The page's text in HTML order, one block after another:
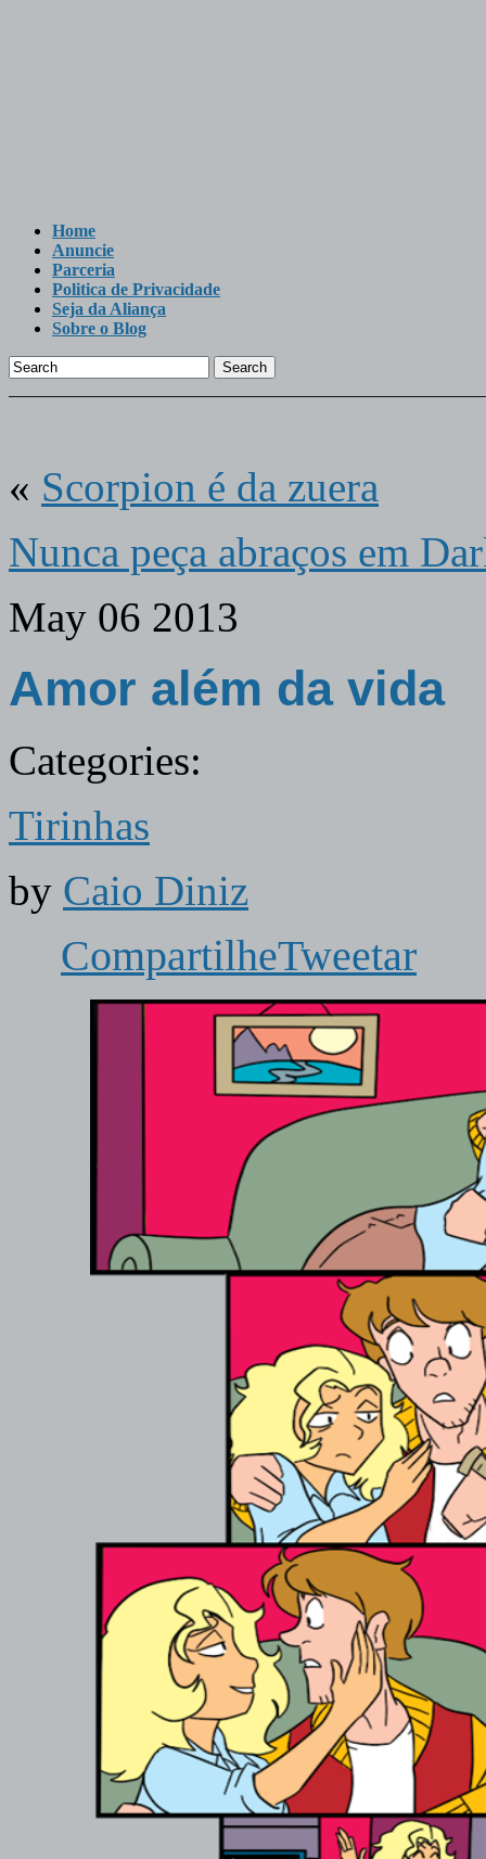
Home
Anuncie
Parceria
Politica de Privacidade
Seja da Aliança
Sobre o Blog
Search
« Scorpion é da zuera
Nunca peça abraços em
May 06 2013
Amor além da vida
Categories:
Tirinhas
by Caio Diniz
CompartilheTweetar